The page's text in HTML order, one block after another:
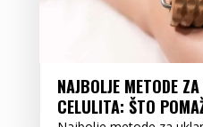
NAJBOLJE METODE
CELULITA: ŠTO